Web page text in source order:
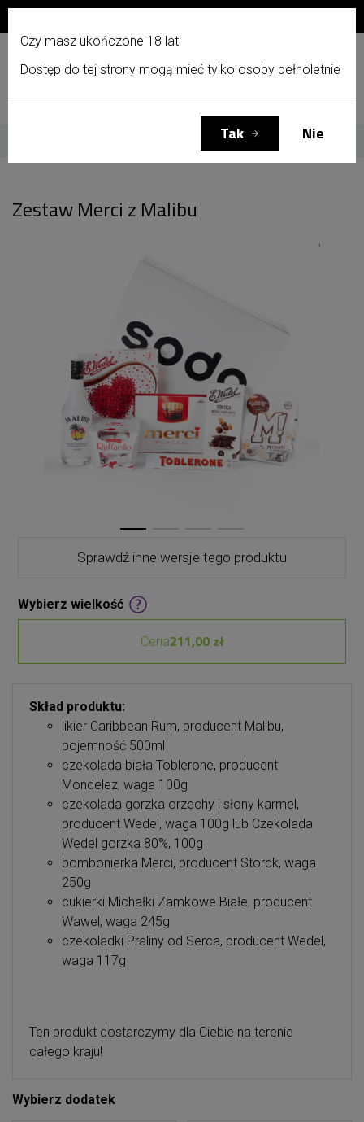
Menu Zaloguj się Koszyk (0)
Zestaw Merci z Malibu
Sprawdź inne wersje tego produktu
Wybierz wielkość
Cena211,00 zł
Skład produktu:
likier Caribbean Rum, producent Malibu,
pojemność 500ml
czekolada biała Toblerone, producent
Mondelez, waga 100g
czekolada gorzka orzechy i słony karmel,
producent Wedel, waga 100g lub Czekolada
Wedel gorzka 80%, 100g
bombonierka Merci, producent Storck, waga
250g
cukierki Michałki Zamkowe Białe, producent
Wawel, waga 245g
czekoladki Praliny od Serca, producent Wedel,
waga 117g
Ten produkt dostarczymy dla Ciebie na terenie
całego kraju!
Wybierz dodatek
Czy masz ukończone 18 lat
Dostęp do tej strony mogą mieć tylko osoby pełnoletnie
Tak Nie